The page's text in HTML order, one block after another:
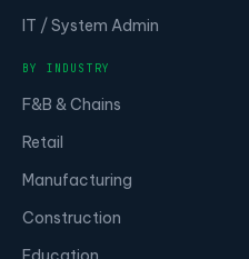
IT / System Admin
BY INDUSTRY
F&B & Chains
Retail
Manufacturing
Construction